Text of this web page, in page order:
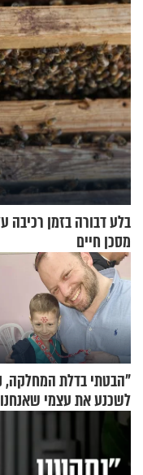
בלע דבורה בזמן רכיבה
מסכן חיים
"הבטתי בדלת המחלקה,
לשכנע את עצמי
שייכים לשם"